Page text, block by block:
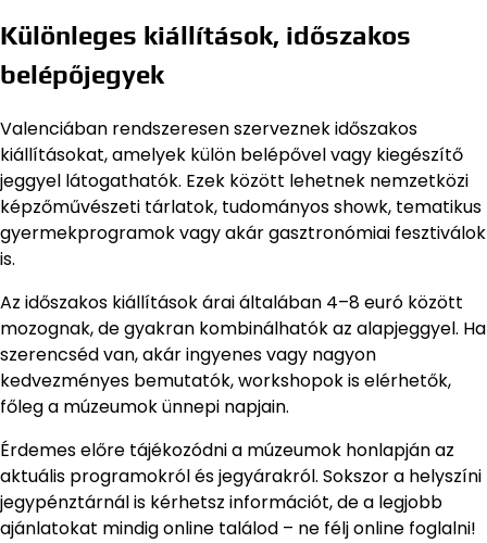
Különleges kiállítások, időszakos
belépőjegyek
Valenciában rendszeresen szerveznek időszakos
kiállításokat, amelyek külön belépővel vagy kiegészítő
jeggyel látogathatók. Ezek között lehetnek nemzetközi
képzőművészeti tárlatok, tudományos showk, tematikus
gyermekprogramok vagy akár gasztronómiai fesztiválok
is.
Az időszakos kiállítások árai általában 4–8 euró között
mozognak, de gyakran kombinálhatók az alapjeggyel. Ha
szerencséd van, akár ingyenes vagy nagyon
kedvezményes bemutatók, workshopok is elérhetők,
főleg a múzeumok ünnepi napjain.
Érdemes előre tájékozódni a múzeumok honlapján az
aktuális programokról és jegyárakról. Sokszor a helyszíni
jegypénztárnál is kérhetsz információt, de a legjobb
ajánlatokat mindig online találod – ne félj online foglalni!